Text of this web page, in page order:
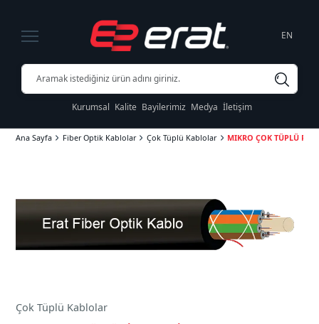
EN
Kurumsal Kalite Bayilerimiz Medya İletişim
Ana Sayfa Fiber Optik Kablolar Çok Tüplü Kablolar MIKRO ÇOK TÜPLÜ
Çok Tüplü Kablolar